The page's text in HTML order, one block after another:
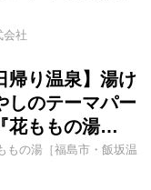
会社
帰り温泉】湯け
しのテーマパー
花ももの湯…
もの湯［福島市・飯坂温